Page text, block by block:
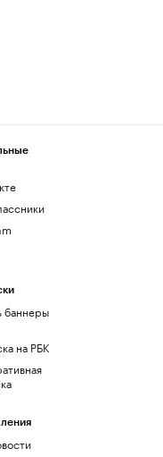
баннеры
на РБК